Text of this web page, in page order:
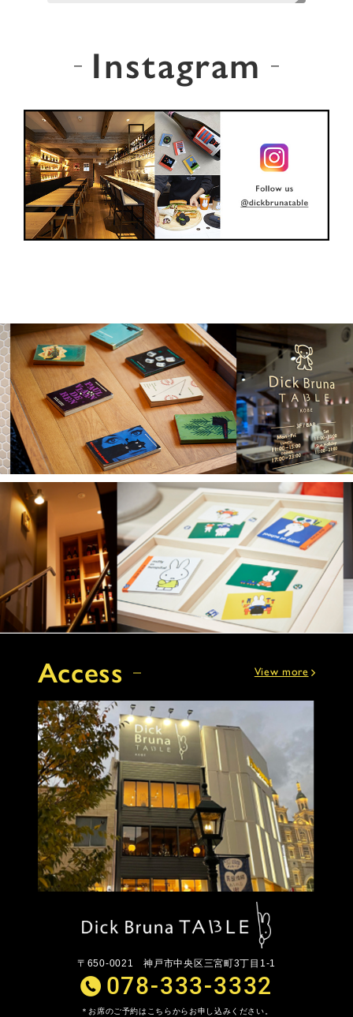
Instagram
Access View more
〒650-0021神戸市中央区三宮町3丁目1-1
078-333-3332
お席のご予約はこちらからお申し込みください。